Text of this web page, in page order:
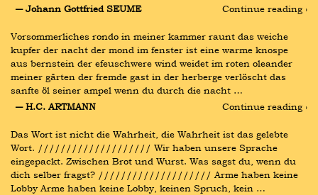
― Johann Gottfried SEUME
Continue reading ›
Vorsommerliches rondo in meiner kammer raunt das weiche
kupfer der nacht der mond im fenster ist eine warme knospe
aus bernstein der efeuschwere wind weidet im roten oleander
meiner gärten der fremde gast in der herberge verlöscht das
sanfte öl seiner ampel wenn du durch die nacht …
― H.C. ARTMANN
Continue reading ›
Das Wort ist nicht die Wahrheit, die Wahrheit ist das gelebte
Wort. //////////////////// Wir haben unsere Sprache
eingepackt. Zwischen Brot und Wurst. Was sagst du, wenn du
dich selber fragst? //////////////////// Arme haben keine
Lobby Arme haben keine Lobby, keinen Spruch, kein …